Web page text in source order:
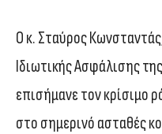
Ο κ. Σταύρος
Ιδιωτικής Ασφάλισης
επισήμανε τον κρίσιμο
στο σημερινό ασταθές